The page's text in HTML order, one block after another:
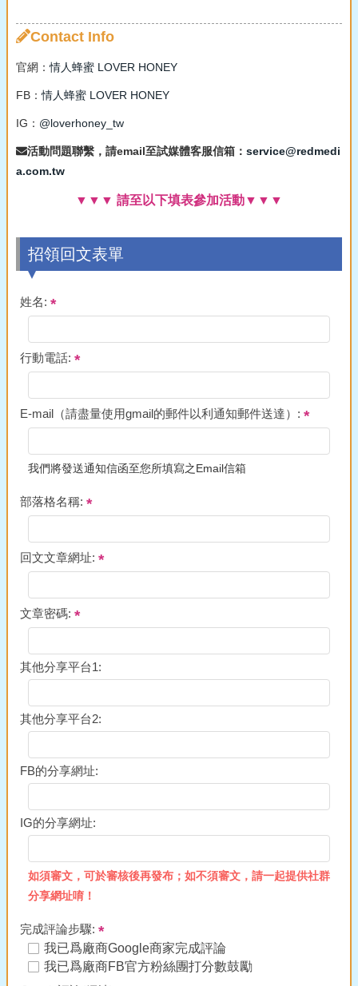
Contact Info
官網：情人蜂蜜 LOVER HONEY
FB：情人蜂蜜 LOVER HONEY
IG： @loverhoney_tw
活動問題聯繫，請email至試媒體客服信箱： service@redmedi
a.com.tw
▼▼▼ 請至以下填表參加活動▼▼▼
招領回文表單
姓名:
行動電話:
E-mail（請盡量使用gmail的郵件以利通知郵件送達）:
我們將發送通知信函至您所填寫之Email信箱
部落格名稱:
回文文章網址:
文章密碼:
其他分享平台1:
其他分享平台2:
FB的分享網址:
IG的分享網址:
如須審文，可於審核後再發布；如不須審文，請一起提供社群
分享網址唷！
完成評論步驟:
我已爲廠商Google商家完成評論
我已爲廠商FB官方粉絲團打分數鼓勵